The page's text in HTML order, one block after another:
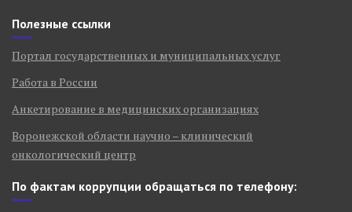
Полезные ссылки
Портал государственных и муниципальных услуг
Работа в России
Анкетирование в медицинских организациях
Воронежской области научно – клинический
онкологический центр
По фактам коррупции обращаться по телефону: